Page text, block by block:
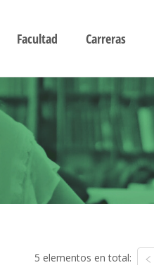
Facultad Carreras
5 elementos en total: